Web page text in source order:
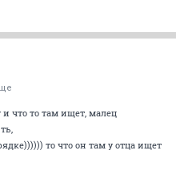
и что то там ищет, малец
то что он там у отца ищет